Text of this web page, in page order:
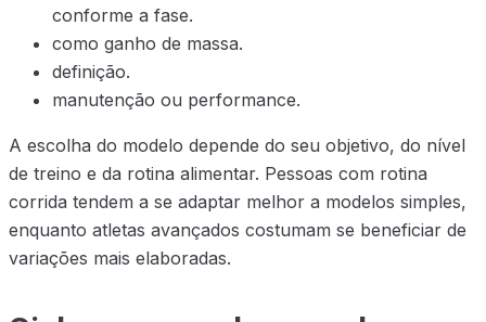
conforme a fase.
como ganho de massa.
definição.
manutenção ou performance.
A escolha do modelo depende do seu objetivo, do nível
de treino e da rotina alimentar. Pessoas com rotina
corrida tendem a se adaptar melhor a modelos simples,
enquanto atletas avançados costumam se beneficiar de
variações mais elaboradas.